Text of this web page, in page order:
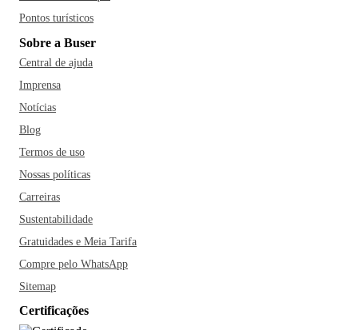
Pontos turísticos
Sobre a Buser
Central de ajuda
Imprensa
Notícias
Blog
Termos de uso
Nossas políticas
Carreiras
Sustentabilidade
Gratuidades e Meia Tarifa
Compre pelo WhatsApp
Sitemap
Certificações